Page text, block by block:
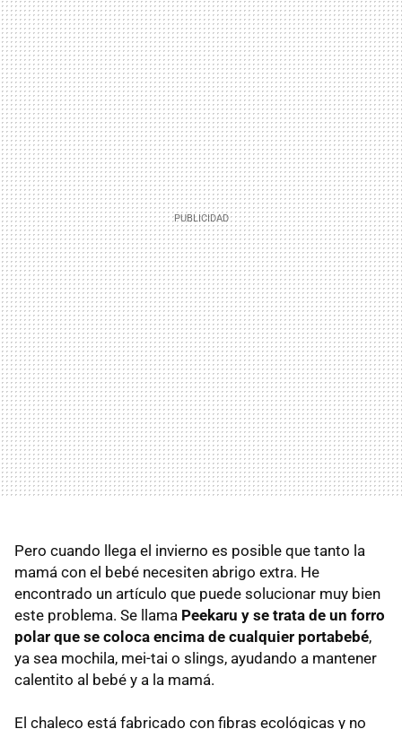
Pero cuando llega el invierno es posible que tanto la
mamá con el bebé necesiten abrigo extra. He
encontrado un artículo que puede solucionar muy bien
este problema. Se llama Peekaru y se trata de un forro
polar que se coloca encima de cualquier portabebé,
ya sea mochila, mei-tai o slings, ayudando a mantener
calentito al bebé y a la mamá.
El chaleco está fabricado con fibras ecológicas y no